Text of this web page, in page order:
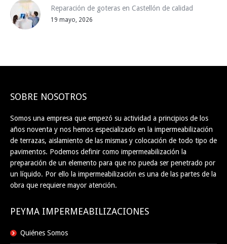
Reparación de goteras en Castellón de calidad
19 mayo, 2026
SOBRE NOSOTROS
Somos una empresa que empezó su actividad a principios de los
años noventa y nos hemos especializado en la impermeabilización
de terrazas, aislamiento de las mismas y colocación de todo tipo de
pavimentos. Podemos definir como impermeabilización la
preparación de un elemento para que no pueda ser penetrado por
un líquido. Por ello la impermeabilización es una de las partes de la
obra que requiere mayor atención.
PEYMA IMPERMEABILIZACIONES
Quiénes Somos